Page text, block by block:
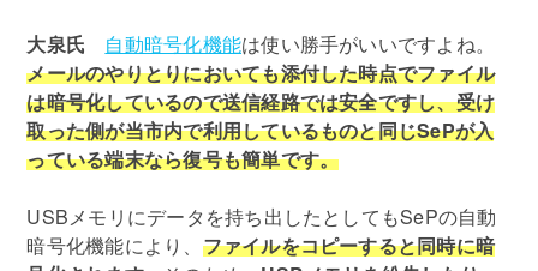
大泉氏 自動暗号化機能は使い勝手がいいですよね。
メールのやりとりにおいても添付した時点でファイル
は暗号化しているので送信経路では安全ですし、受け
取った側が当市内で利用しているものと同じSePが入
っている端末なら復号も簡単です。
USBメモリにデータを持ち出したとしてもSePの自動
暗号化機能により、 ファイルをコピーすると同時に暗